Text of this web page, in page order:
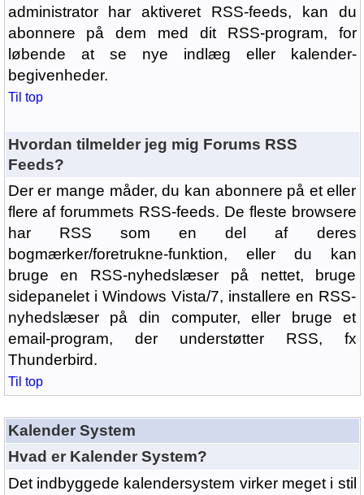
administrator har aktiveret RSS-feeds, kan du
abonnere på dem med dit RSS-program, for
løbende at se nye indlæg eller kalender-
begivenheder.
Til top
Hvordan tilmelder jeg mig Forums RSS
Feeds?
Der er mange måder, du kan abonnere på et eller
flere af forummets RSS-feeds. De fleste browsere
har RSS som en del af deres
bogmærker/foretrukne-funktion, eller du kan
bruge en RSS-nyhedslæser på nettet, bruge
sidepanelet i Windows Vista/7, installere en RSS-
nyhedslæser på din computer, eller bruge et
email-program, der understøtter RSS, fx
Thunderbird.
Til top
Kalender System
Hvad er Kalender System?
Det indbyggede kalendersystem virker meget i stil